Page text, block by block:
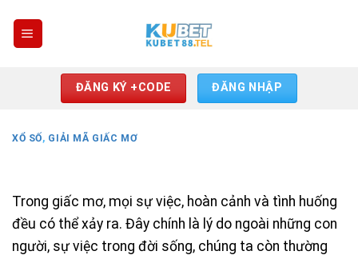
ĐĂNG KÝ +CODE ĐĂNG NHẬP
XỔ SỐ, GIẢI MÃ GIẤC MƠ
Trong giấc mơ, mọi sự việc, hoàn cảnh và tình huống
đều có thể xảy ra. Đây chính là lý do ngoài những con
người, sự việc trong đời sống, chúng ta còn thường